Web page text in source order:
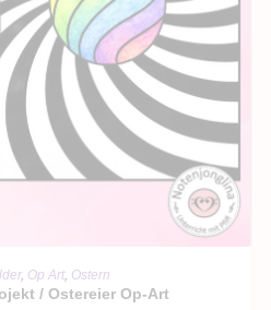
WARENKORB
, Op Art, Ostern
/ Ostereier Op-Art